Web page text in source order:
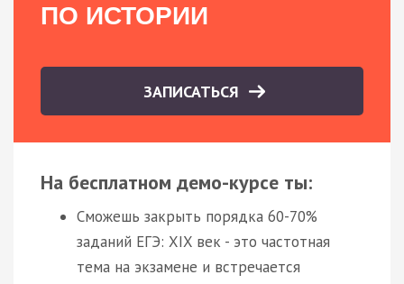
ПО ИСТОРИИ
ЗАПИСАТЬСЯ
На бесплатном демо-курсе ты:
Сможешь закрыть порядка 60-70%
заданий ЕГЭ: XIX век - это частотная
тема на экзамене и встречается